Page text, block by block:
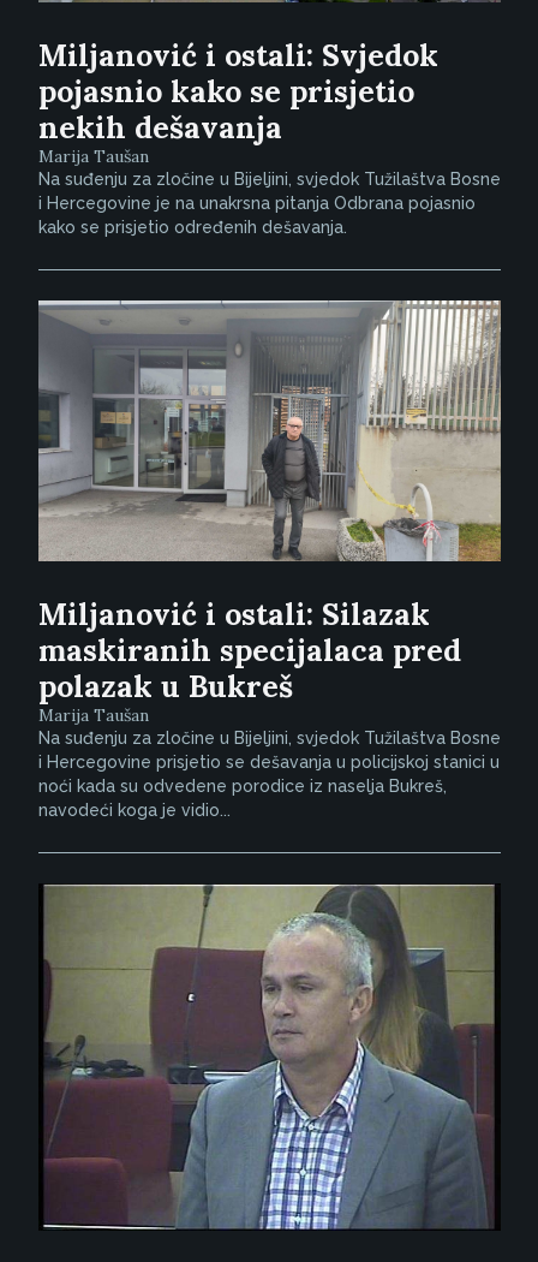
Miljanović i ostali: Svjedok
pojasnio kako se prisjetio
nekih dešavanja
Marija Taušan
Na suđenju za zločine u Bijeljini, svjedok Tužilaštva Bosne
i Hercegovine je na unakrsna pitanja Odbrana pojasnio
kako se prisjetio određenih dešavanja.
Miljanović i ostali: Silazak
maskiranih specijalaca pred
polazak u Bukreš
Marija Taušan
Na suđenju za zločine u Bijeljini, svjedok Tužilaštva Bosne
i Hercegovine prisjetio se dešavanja u policijskoj stanici u
noći kada su odvedene porodice iz naselja Bukreš,
navodeći koga je vidio...